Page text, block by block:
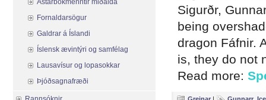
Sigurðr,
being
dragon Fáfnir.
is, they do not
Read more:
Ástarbókmenntir miðalda
Fornaldarsögur
Galdrar á Íslandi
Íslensk ævintýri og samfélag
Lausavísur og lopasokkar
Þjóðsagnafræði